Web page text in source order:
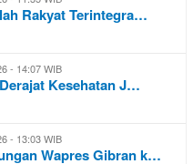
Rakyat Terintegra…
- 14:07 WIB
Kesehatan J…
- 13:03 WIB
Wapres Gibran k…